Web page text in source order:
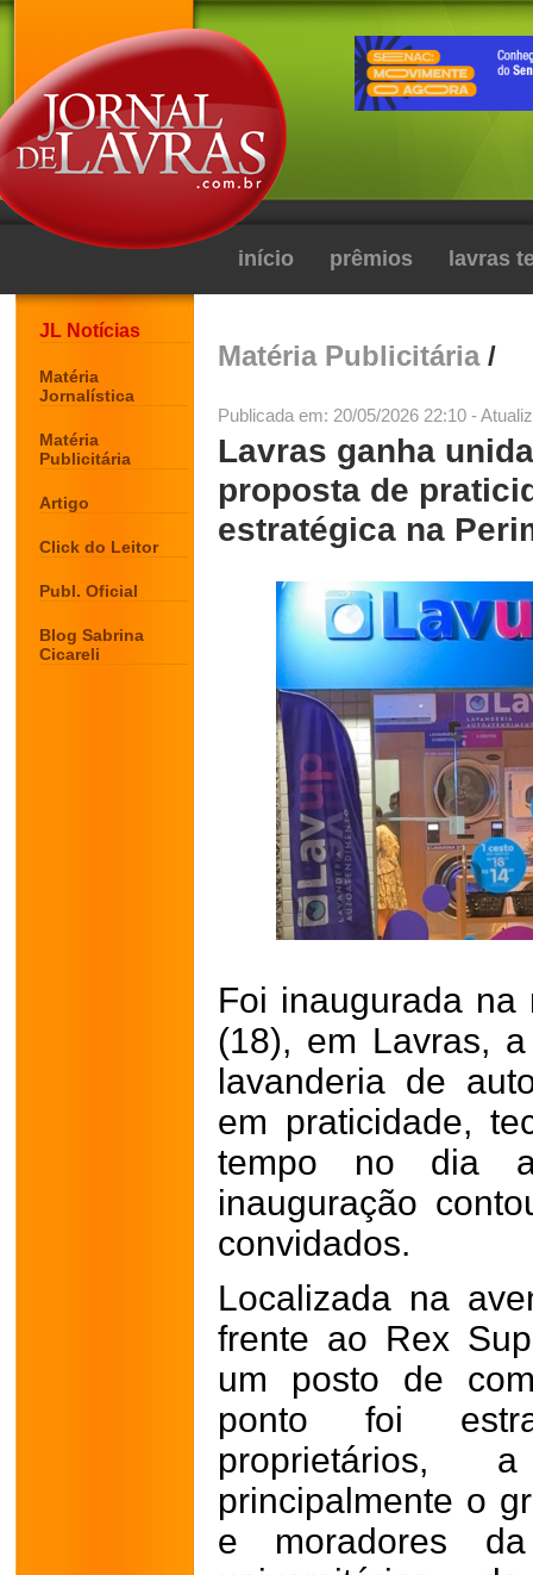
início prêmios lavras
JL Notícias
Matéria
Jornalística
Matéria
Publicitária
Artigo
Click do Leitor
Publ. Oficial
Blog Sabrina
Cicareli
Matéria Publicitária/
Publicada em: 20/05/2026 22:10 -
Lavras ganha
proposta de
estratégica na
Foi inaugurada na
(18), em Lavras,
lavanderia de
em praticidade,
tempo no dia
inauguração
convidados.
Localizada na
frente ao Rex
um posto de
ponto foi
principalmente o
e moradores da